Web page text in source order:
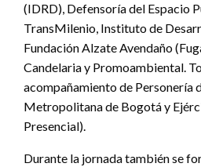
(IDRD), Defensoría del Espacio
TransMilenio, Instituto de
Fundación Alzate Avendaño
Candelaria y Promoambiental.
acompañamiento de Personería
Metropolitana de Bogotá y
Presencial).
Durante la jornada también se